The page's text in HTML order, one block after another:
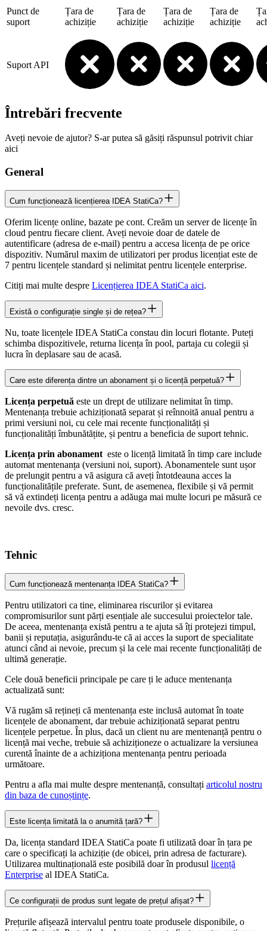
Punct de
suport
Țara de
achiziție
Țara de
achiziție
Țara de
achiziție
Țara de
achiziție
Suport API
Întrebări frecvente
Aveți nevoie de ajutor? S-ar putea să găsiți răspunsul potrivit chiar
aici
General
Cum funcționează licențierea IDEA StatiCa?
Oferim licențe online, bazate pe cont. Creăm un server de licențe în
cloud pentru fiecare client. Aveți nevoie doar de datele de
autentificare (adresa de e-mail) pentru a accesa licența de pe orice
dispozitiv. Numărul maxim de utilizatori per produs licențiat este de
7 pentru licențele standard și nelimitat pentru licențele enterprise.
Citiți mai multe despre Licențierea IDEA StatiCa aici.
Există o configurație single și de rețea?
Nu, toate licențele IDEA StatiCa constau din locuri flotante. Puteți
schimba dispozitivele, returna licența în pool, partaja cu colegii și
lucra în deplasare sau de acasă.
Care este diferența dintre un abonament și o licență perpetuă?
Licența perpetuă este un drept de utilizare nelimitat în timp.
Mentenanța trebuie achiziționată separat și reînnoită anual pentru a
primi versiuni noi, cu cele mai recente funcționalități și
funcționalități îmbunătățite, și pentru a beneficia de suport tehnic.
Licența prin abonament este o licență limitată în timp care include
automat mentenanța (versiuni noi, suport). Abonamentele sunt ușor
de prelungit pentru a vă asigura că aveți întotdeauna acces la
funcționalitățile preferate. Sunt, de asemenea, flexibile și vă permit
să vă extindeți licența pentru a adăuga mai multe locuri pe măsură ce
nevoile dvs. cresc.
Tehnic
Cum funcționează mentenanța IDEA StatiCa?
Pentru utilizatori ca tine, eliminarea riscurilor și evitarea
compromisurilor sunt părți esențiale ale succesului proiectelor tale.
De aceea, mentenanța există pentru a te ajuta să îți protejezi timpul,
banii și reputația, asigurându-te că ai acces la suport de specialitate
atunci când ai nevoie, precum și la cele mai recente funcționalități de
ultimă generație.
Cele două beneficii principale pe care ți le aduce mentenanța
actualizată sunt:
Vă rugăm să rețineți că mentenanța este inclusă automat în toate
licențele de abonament, dar trebuie achiziționată separat pentru
licențele perpetue. În plus, dacă un client nu are mentenanță pentru o
licență mai veche, trebuie să achiziționeze o actualizare la versiunea
curentă înainte de a achiziționa mentenanța pentru perioada
următoare.
Pentru a afla mai multe despre mentenanță, consultați articolul nostru
din baza de cunoștințe.
Este licența limitată la o anumită țară?
Da, licența standard IDEA StatiCa poate fi utilizată doar în țara pe
care o specificați la achiziție (de obicei, prin adresa de facturare).
Utilizarea multinațională este posibilă doar în produsul licență
Enterprise al IDEA StatiCa.
Ce configurații de produs sunt legate de prețul afișat?
Prețurile afișează intervalul pentru toate produsele disponibile, o